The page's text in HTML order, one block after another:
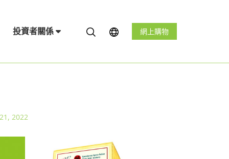
投資者關係 網上購物
2022